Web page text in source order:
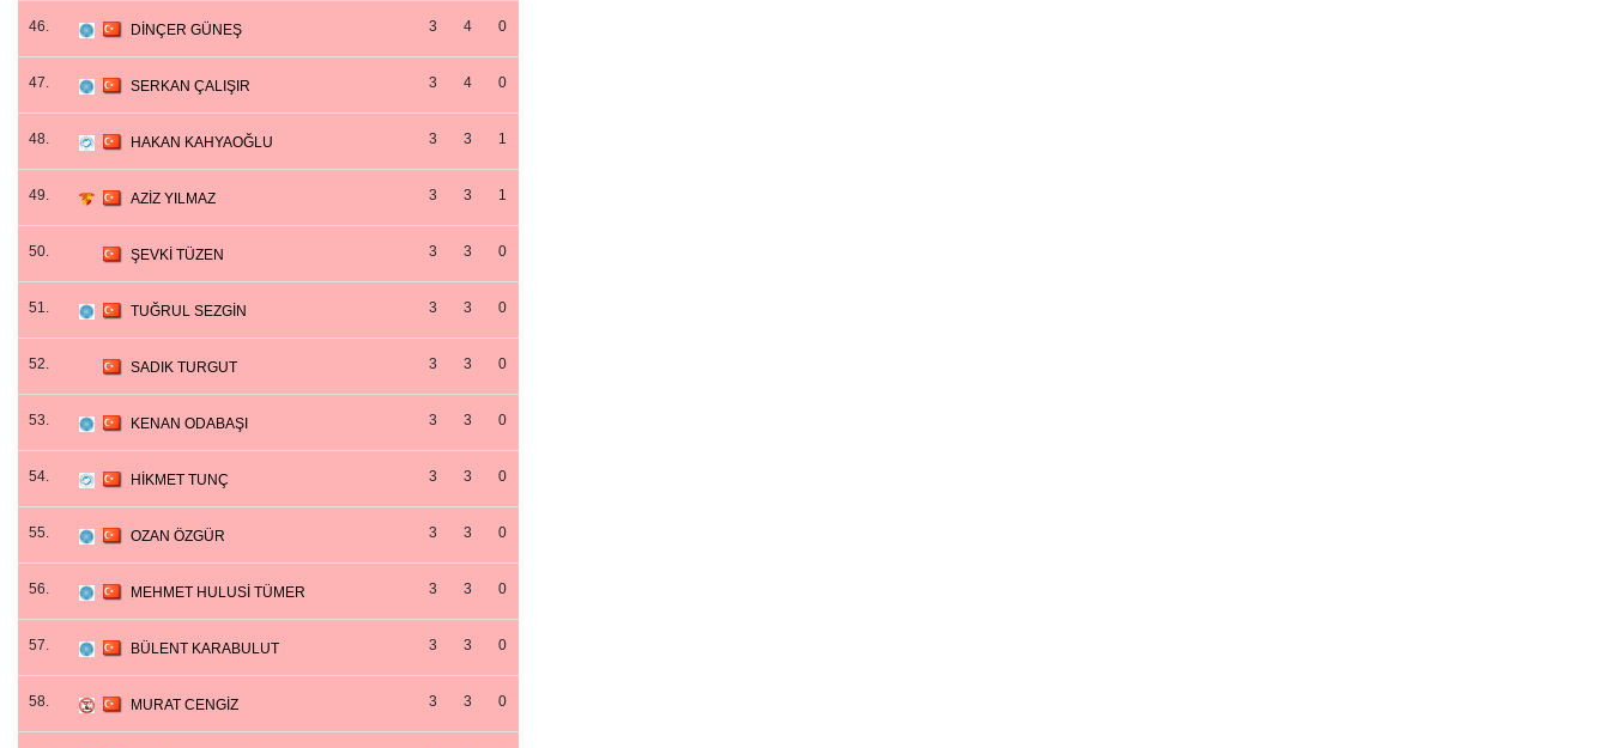
46. DİNÇER GÜNEŞ 3 4 0
47. SERKAN ÇALIŞIR 3 4 0
48. HAKAN KAHYAOĞLU 3 3 1
49. AZİZ YILMAZ 3 3 1
50. ŞEVKİ TÜZEN 3 3 0
51. TUĞRUL SEZGİN 3 3 0
52. SADIK TURGUT 3 3 0
53. KENAN ODABAŞI 3 3 0
54. HİKMET TUNÇ 3 3 0
55. OZAN ÖZGÜR 3 3 0
56. MEHMET HULUSİ TÜMER 3 3 0
57. BÜLENT KARABULUT 3 3 0
58. MURAT CENGİZ 3 3 0